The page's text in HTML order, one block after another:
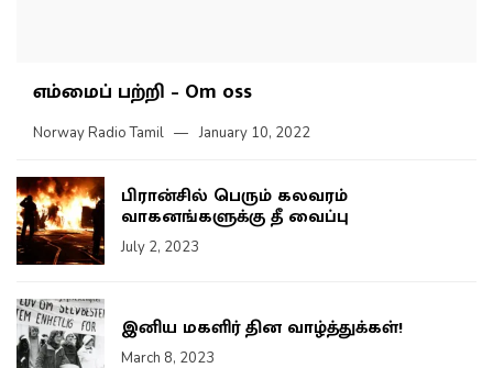
எம்மைப் பற்றி – Om oss
Norway Radio Tamil January 10, 2022
பிரான்சில் பெரும் கலவரம்
வாகனங்களுக்கு தீ வைப்பு
July 2, 2023
இனிய மகளிர் தின வாழ்த்துக்கள்!
March 8, 2023